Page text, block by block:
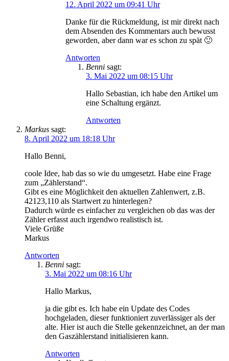
12. April 2022 um 09:41 Uhr
Danke für die Rückmeldung, ist mir direkt nach
dem Absenden des Kommentars auch bewusst
geworden, aber dann war es schon zu spät 🙂
Antworten
Benni sagt:
3. Mai 2022 um 08:15 Uhr
Hallo Sebastian, ich habe den Artikel um
eine Schaltung ergänzt.
Antworten
Markus sagt:
8. April 2022 um 18:18 Uhr
Hallo Benni,
coole Idee, hab das so wie du umgesetzt. Habe eine Frage
zum „Zählerstand“.
Gibt es eine Möglichkeit den aktuellen Zahlenwert, z.B.
42123,110 als Startwert zu hinterlegen?
Dadurch würde es einfacher zu vergleichen ob das was der
Zähler erfasst auch irgendwo realistisch ist.
Viele Grüße
Markus
Antworten
Benni sagt:
3. Mai 2022 um 08:16 Uhr
Hallo Markus,
ja die gibt es. Ich habe ein Update des Codes
hochgeladen, dieser funktioniert zuverlässiger als der
alte. Hier ist auch die Stelle gekennzeichnet, an der man
den Gaszählerstand initialisieren kann.
Antworten